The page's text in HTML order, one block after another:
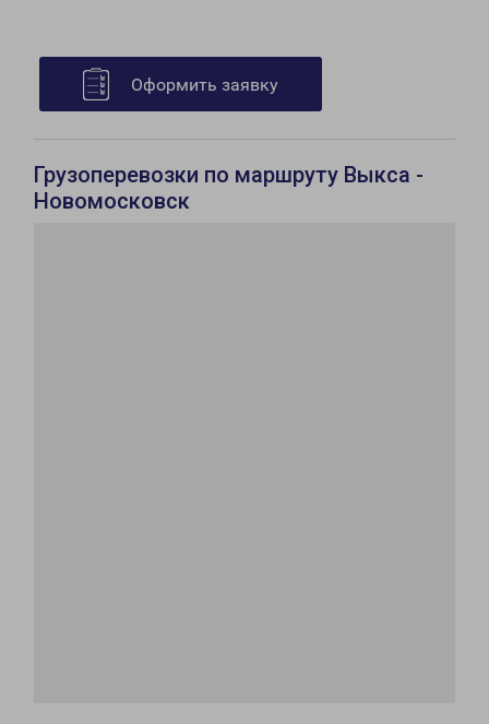
Оформить заявку
Грузоперевозки по маршруту Выкса -
Новомосковск